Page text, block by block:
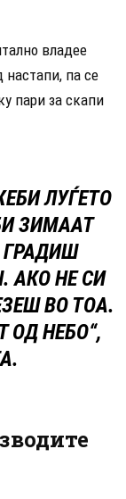
владее
настапи, па се
пари за скапи
ЛУЃЕТО
ЗИМААТ
ГРАДИШ
АКО НЕ СИ
ВО ТОА.
ОД НЕБО“,